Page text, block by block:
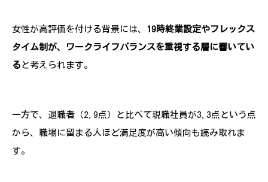
女性が高評価を付ける背景には、
19時終業設定やフレックス
タイム制が、ワークライフバランスを重視する層に響いてい
る と考えられます。
一方で、退職者（2.9点）と比べて現職社員が3.3点という点
から、職場に留まる人ほど満足度が高い傾向も読み取れま
す。